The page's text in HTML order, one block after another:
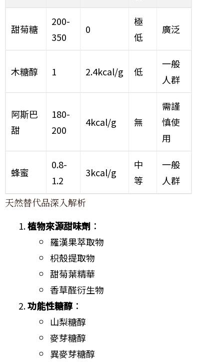
甜菊糖
200-
350
0
極
低
廣泛
木糖醇 1 2.4kcal/g 低
一般
人群
阿斯巴
甜
180-
200
4kcal/g 無
需謹
慎使
用
蜂蜜
0.8-
1.2
3kcal/g
中
等
一般
人群
天然替代品深入解析
植物來源甜味劑 ：
羅漢果萃取物
枳殼提取物
甜菊葉精華
香草醛衍生物
功能性糖醇：
山梨糖醇
麥芽糖醇
異麥芽糖醇